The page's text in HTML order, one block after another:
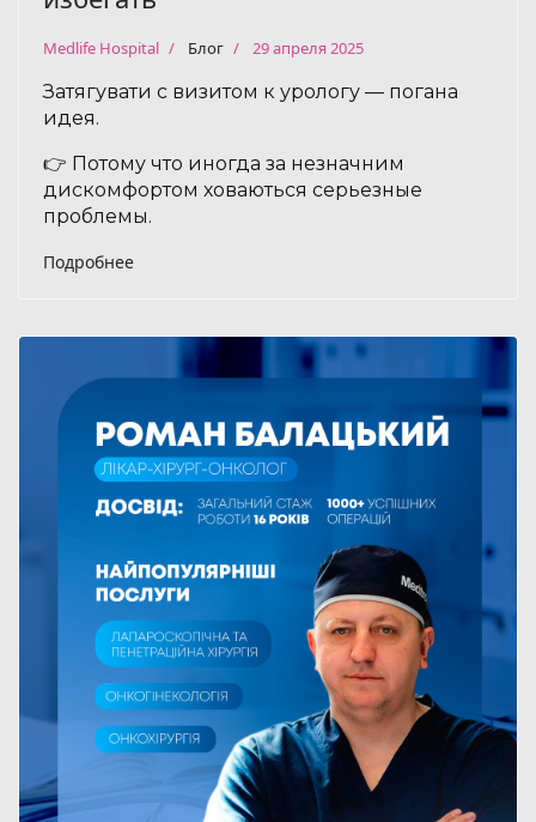
Medlife Hospital Блог 29 апреля 2025
Затягувати с визитом к урологу — погана
идея.
👉 Потому что иногда за незначним
дискомфортом ховаються серьезные
проблемы.
Подробнее